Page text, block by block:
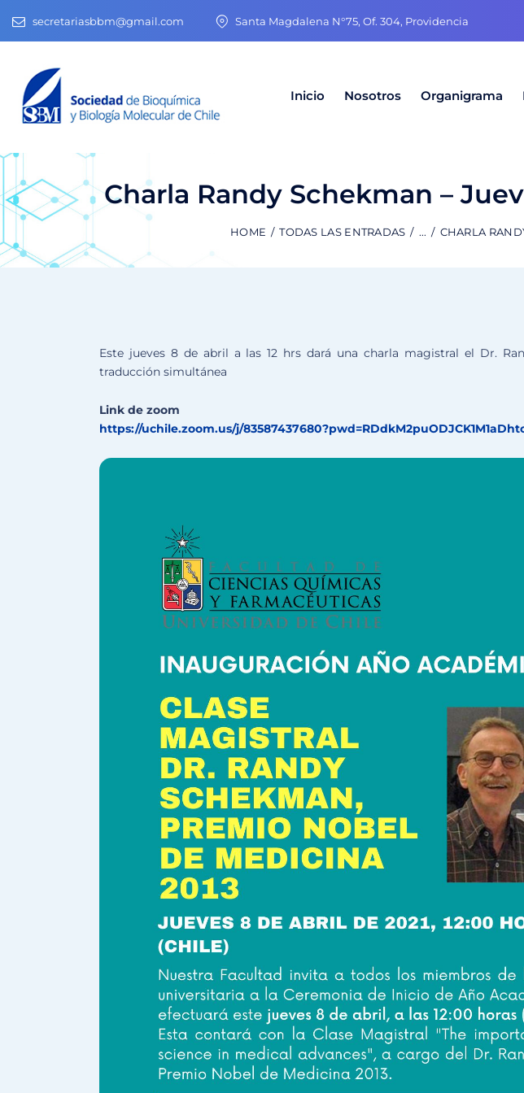
secretariasbbm@gmail.com Santa Magdalena N°75, Of. 304, Providencia
Inicio Nosotros Organigrama
Charla Randy Schekman –
HOME TODAS LAS ENTRADAS ... CHARLA
Este jueves 8 de abril a las 12 hrs dará una charla magistral el Dr.
traducción simultánea
Link de zoom
https://uchile.zoom.us/j/83587437680?pwd=